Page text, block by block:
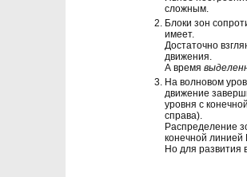
сложным.
Блоки зон
имеет.
Достаточно
движения.
А время
На волновом
движение
уровня с
справа).
Распределение
конечной
Но для развития